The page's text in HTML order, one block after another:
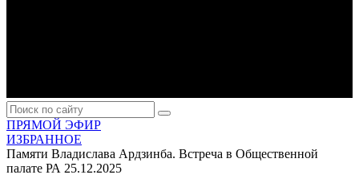
ПРЯМОЙ ЭФИР
ИЗБРАННОЕ
Памяти Владислава Ардзинба. Встреча в Общественной
палате РА 25.12.2025